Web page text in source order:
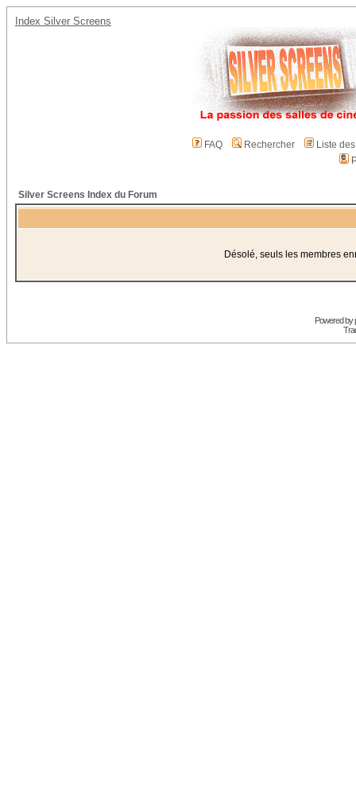
Index Silver Screens
FAQ Rechercher
Liste
Silver Screens Index du Forum
Désolé, seuls les membres
Powered by